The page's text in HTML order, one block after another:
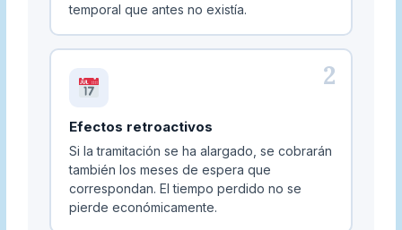
temporal que antes no existía.
2
Efectos retroactivos
Si la tramitación se ha alargado, se cobrarán
también los meses de espera que
correspondan. El tiempo perdido no se
pierde económicamente.